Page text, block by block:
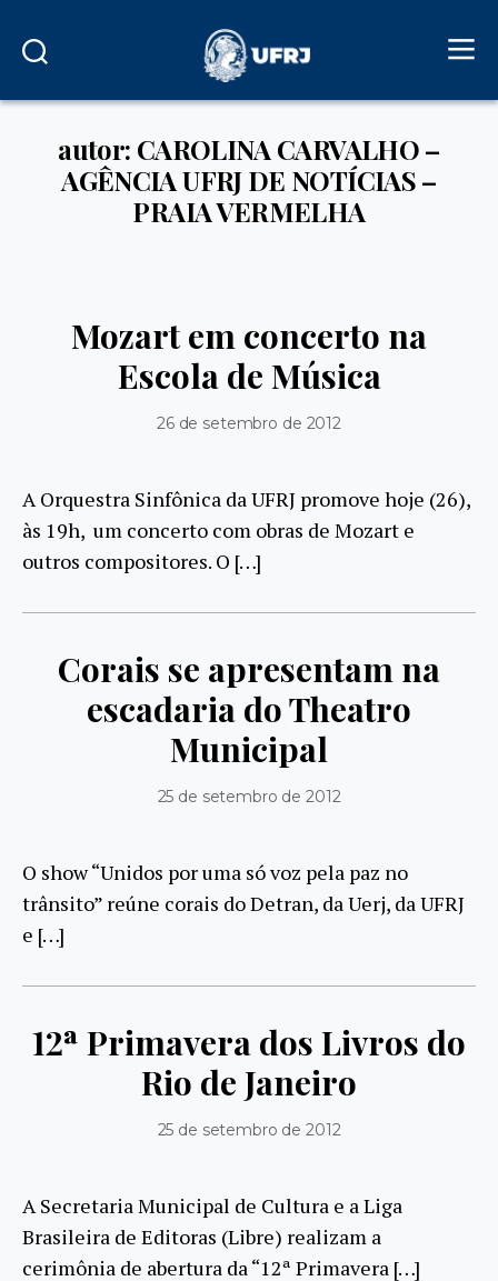
autor: CAROLINA CARVALHO –
AGÊNCIA UFRJ DE NOTÍCIAS –
PRAIA VERMELHA
Mozart em concerto na
Escola de Música
26 de setembro de 2012
A Orquestra Sinfônica da UFRJ promove hoje (26),
às 19h, um concerto com obras de Mozart e
outros compositores. O […]
Corais se apresentam na
escadaria do Theatro
Municipal
25 de setembro de 2012
O show “Unidos por uma só voz pela paz no
trânsito” reúne corais do Detran, da Uerj, da UFRJ
e […]
12ª Primavera dos Livros do
Rio de Janeiro
25 de setembro de 2012
A Secretaria Municipal de Cultura e a Liga
Brasileira de Editoras (Libre) realizam a
cerimônia de abertura da “12ª Primavera […]